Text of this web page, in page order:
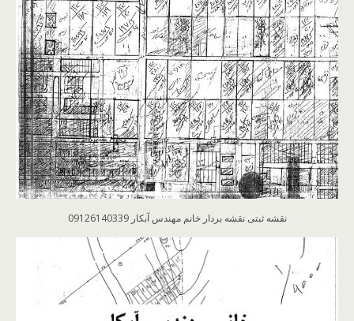
نقشه ثبتی نقشه بردار خانم مهندس آبکار 09126140339